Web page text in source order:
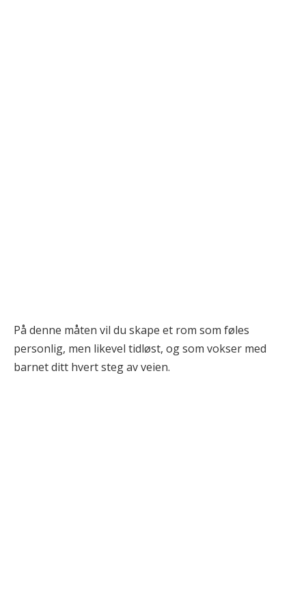
På denne måten vil du skape et rom som føles
personlig, men likevel tidløst, og som vokser med
barnet ditt hvert steg av veien.